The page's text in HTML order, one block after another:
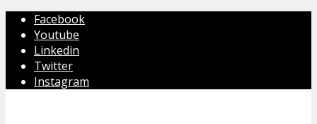
Facebook
Youtube
Linkedin
Twitter
Instagram